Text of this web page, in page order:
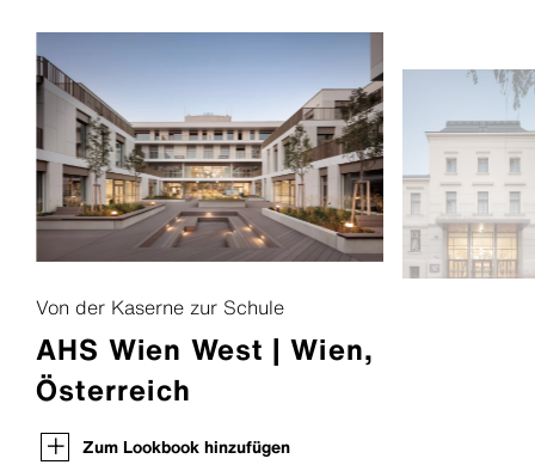
Service
Über uns
Inspiration
Dach zurück-Aktion
Nachhaltigkeit
Garten
Fachbetrieb finden
Von der Kaserne zur Schule
AHS Wien West | Wien,
Österreich
Zum Lookbook hinzufügen